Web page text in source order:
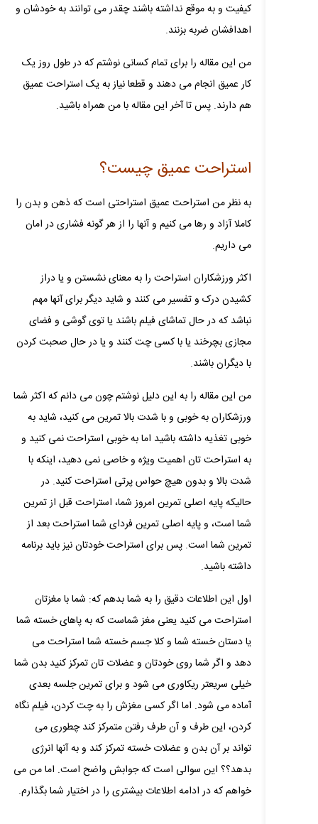
کیفیت و به موقع نداشته باشند چقدر می توانند به خودشان و
اهدافشان ضربه بزنند.
من این مقاله را برای تمام کسانی نوشتم که در طول روز یک
کار عمیق انجام می دهند و قطعا نیاز به یک استراحت عمیق
هم دارند. پس تا آخر این مقاله با من همراه باشید.
استراحت عمیق چیست؟
به نظر من استراحت عمیق استراحتی است که ذهن و بدن را
کاملا آزاد و رها می کنیم و آنها را از هر گونه فشاری در امان
می داریم.
اکثر ورزشکاران استراحت را به معنای نشستن و یا دراز
کشیدن درک و تفسیر می کنند و شاید دیگر برای آنها مهم
نباشد که در حال تماشای فیلم باشند یا توی گوشی و فضای
مجازی بچرخند یا با کسی چت کنند و یا در حال صحبت کردن
با دیگران باشند.
من این مقاله را به این دلیل نوشتم چون می دانم که اکثر شما
ورزشکاران به خوبی و با شدت بالا تمرین می کنید، شاید به
خوبی تغذیه داشته باشید اما به خوبی استراحت نمی کنید و
به استراحت تان اهمیت ویژه و خاصی نمی دهید، اینکه با
شدت بالا و بدون هیچ حواس پرتی استراحت کنید. در
حالیکه پایه اصلی تمرین امروز شما، استراحت قبل از تمرین
شما است، و پایه اصلی تمرین فردای شما استراحت بعد از
تمرین شما است. پس برای استراحت خودتان نیز باید برنامه
داشته باشید.
اول این اطلاعات دقیق را به شما بدهم که: شما با مغزتان
استراحت می کنید یعنی مغز شماست که به پاهای خسته شما
یا دستان خسته شما و کلا جسم خسته شما استراحت می
دهد و اگر شما روی خودتان و عضلات تان تمرکز کنید بدن شما
خیلی سریعتر ریکاوری می شود و برای تمرین جلسه بعدی
آماده می شود. اما اگر کسی مغزش را به چت کردن، فیلم نگاه
کردن، این طرف و آن طرف رفتن متمرکز کند چطوری می
تواند بر آن بدن و عضلات خسته تمرکز کند و به آنها انرژی
بدهد؟؟ این سوالی است که جوابش واضح است. اما من می
خواهم که در ادامه اطلاعات بیشتری را در اختیار شما بگذارم.